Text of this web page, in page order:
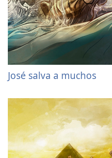
José salva a muchos